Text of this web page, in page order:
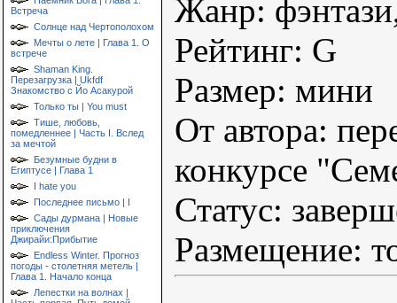
Встреча
Солнце над Чертополохом
Мечты о лете | Глава 1. О
встрече
Shaman King.
Перезагрузка | Ukfdf
Знакомство с Йо Асакурой
Только ты | You must
Тише, любовь,
помедленнее | Часть I. Вслед
за мечтой
Безумные будни в
Египтусе | Глава 1
I hate you
Последнее письмо | I
Сады дурмана | Новые
приключения
Джирайи:Прибытие
Endless Winter. Прогноз
погоды - столетняя метель |
Глава 1. Начало конца
Лепестки на волнах |
Жанр:
Рейтинг: G
Размер: мини
От автора:
конкурсе
Статус:
Размещение: